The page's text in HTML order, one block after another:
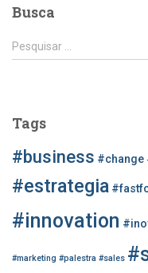
Busca
P
e
a
r
o
Pesquisar …
Tags
#business #change
#estrategia
#innovation
#marketing #palestra #sales